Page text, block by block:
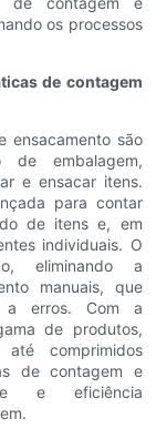
os processos
de contagem
ensacamento são
de embalagem,
e ensacar itens.
para contar
de itens e, em
individuais. O
eliminando a
manuais, que
a erros. Com a
de produtos,
comprimidos
de contagem e
e eficiência